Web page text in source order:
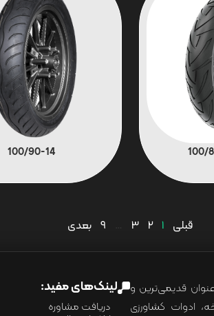
100/
100/90-14
قبلی 1
2
3
9 بعدی
قدیمی‌ترین و
ادوات کشاورزی
لینک‌های مفید:
دریافت مشاوره